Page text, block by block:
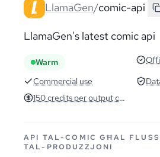
LlamaGen/comic-api
LlamaGen's latest comic api
Warm
Commercial use
150 credits per output comic
API TAL-COMIC GĦAL
TAL-PRODUZZJONI